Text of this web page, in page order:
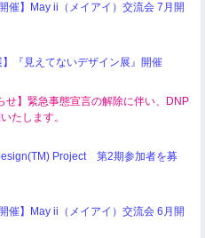
催】May ii（メイアイ）交流会 7月開
】『見えてないデザイン展』開催
せ】緊急事態宣言の解除に伴い、DNP
たします。
Project 第2期参加者を募
催】May ii（メイアイ）交流会 6月開